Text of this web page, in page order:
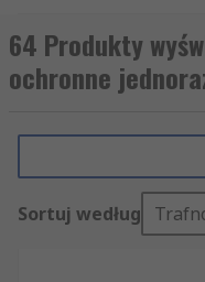
utrzymanie czystości
przenoszenia
fartuchy jednorazowe
obszarach
jakości, serwisie,
środowiskach, w
wspierać organizację
64 Produkty
ochronne
Sortuj według